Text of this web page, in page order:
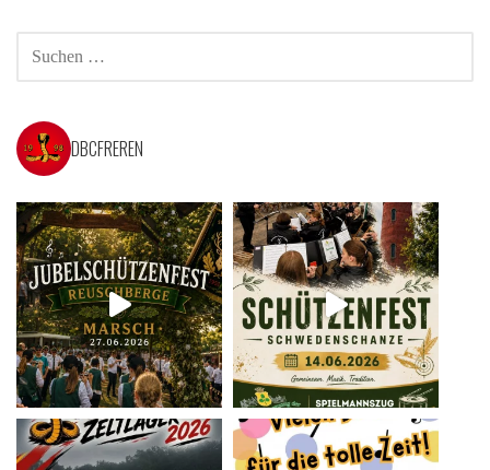
SUCHEN
NACH:
DBCFREREN